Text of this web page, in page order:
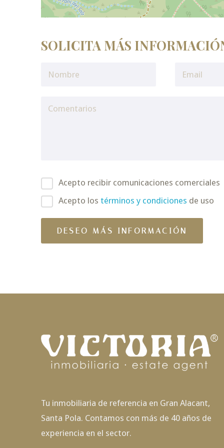
SOLICITA MÁS
Acepto recibir comunicaciones comerciales
Acepto los términos y condiciones de uso
Tu inmobiliaria de referencia en Gran Alacant,
Santa Pola. Contamos con más de 40 años de
experiencia en el sector.